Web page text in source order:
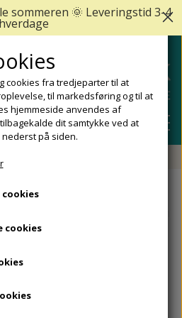
SHOP
OG NEGLEPLEJE
OG FODHØVLE
OG AFLASTNINGER
SEVERS SYNDROM
- Levering 1-2 hverdage
cookies fra tredjeparter til at
til markedsføring og til at
hjemmeside anvendes af
dit samtykke ved at
på siden.
cookies
sommeren 🌞 Leveringstid 3-4
hverdage